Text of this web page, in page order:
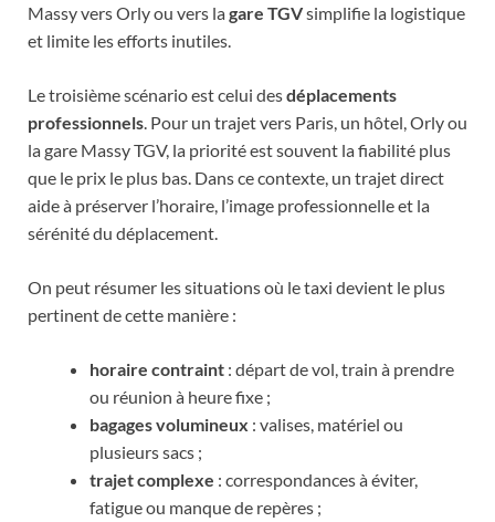
Massy vers Orly ou vers lagare TGVsimplifie la logistique
et limite les efforts inutiles.
Le troisième scénario est celui desdéplacements
professionnels. Pour un trajet vers Paris, un hôtel, Orly ou
la gare Massy TGV, la priorité est souvent la fiabilité plus
que le prix le plus bas. Dans ce contexte, un trajet direct
aide à préserver l’horaire, l’image professionnelle et la
sérénité du déplacement.
On peut résumer les situations où le taxi devient le plus
pertinent de cette manière :
horaire contraint : départ de vol, train à prendre
ou réunion à heure fixe ;
bagages volumineux : valises, matériel ou
plusieurs sacs ;
trajet complexe : correspondances à éviter,
fatigue ou manque de repères ;